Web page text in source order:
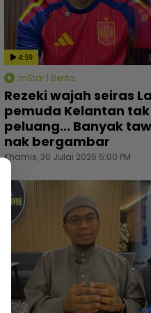
4:59
mStar | Berita
Rezeki wajah seiras
pemuda Kelantan
peluang... Banyak
nak bergambar
Khamis, 30 Julai 2026 5:00 PM